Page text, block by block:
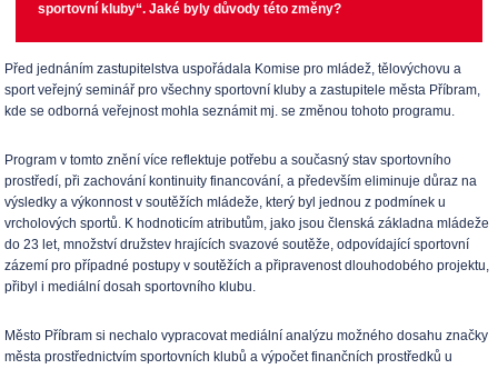
sportovní kluby“. Jaké byly důvody této změny?
Před jednáním zastupitelstva uspořádala Komise pro mládež, tělovýchovu a
sport veřejný seminář pro všechny sportovní kluby a zastupitele města Příbram,
kde se odborná veřejnost mohla seznámit mj. se změnou tohoto programu.
Program v tomto znění více reflektuje potřebu a současný stav sportovního
prostředí, při zachování kontinuity financování, a především eliminuje důraz na
výsledky a výkonnost v soutěžích mládeže, který byl jednou z podmínek u
vrcholových sportů. K hodnoticím atributům, jako jsou členská základna mládeže
do 23 let, množství družstev hrajících svazové soutěže, odpovídající sportovní
zázemí pro případné postupy v soutěžích a připravenost dlouhodobého projektu,
přibyl i mediální dosah sportovního klubu.
Město Příbram si nechalo vypracovat mediální analýzu možného dosahu značky
města prostřednictvím sportovních klubů a výpočet finančních prostředků u